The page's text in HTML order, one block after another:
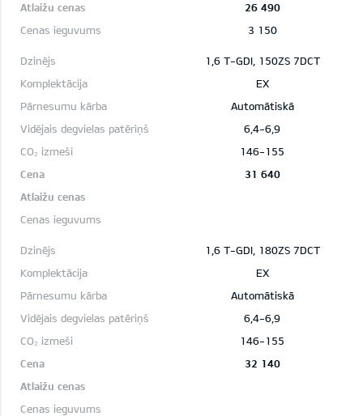
26 490
3 150
1,6 T-GDI, 150ZS 7DCT
EX
Automātiskā
6,4-6,9
146-155
31 640
1,6 T-GDI, 180ZS 7DCT
EX
Automātiskā
6,4-6,9
146-155
32 140